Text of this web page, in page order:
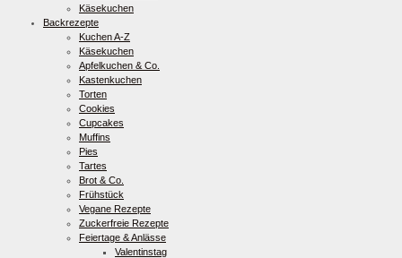
Käsekuchen
Backrezepte
Kuchen A-Z
Käsekuchen
Apfelkuchen & Co.
Kastenkuchen
Torten
Cookies
Cupcakes
Muffins
Pies
Tartes
Brot & Co.
Frühstück
Vegane Rezepte
Zuckerfreie Rezepte
Feiertage & Anlässe
Valentinstag